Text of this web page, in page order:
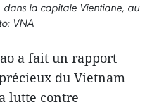
la capitale Vientiane, au
VNA
a fait un rapport
du Vietnam
lutte contre